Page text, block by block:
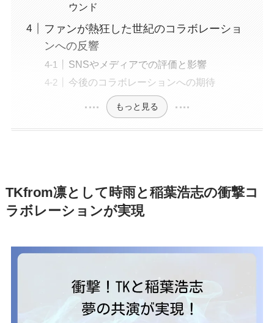
ウンド
ファンが熱狂した世紀のコラボレーショ
ンへの反響
SNSやメディアでの評価と影響
今後のコラボレーションへの期待
もっと見る
TKfrom凛として時雨と稲葉浩志の衝撃コ
ラボレーションが実現